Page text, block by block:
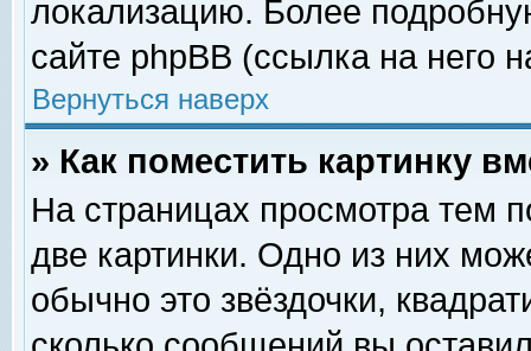
локализацию. Более
сайте phpBB (ссылка на него
Вернуться наверх
» Как поместить картинку
На страницах просмотра тем
две картинки. Одно из них
обычно это звёздочки,